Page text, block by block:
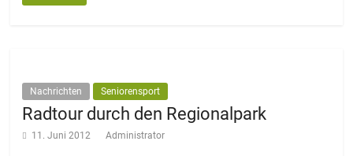
Nachrichten Seniorensport
Radtour durch den Regionalpark
11. Juni 2012 Administrator